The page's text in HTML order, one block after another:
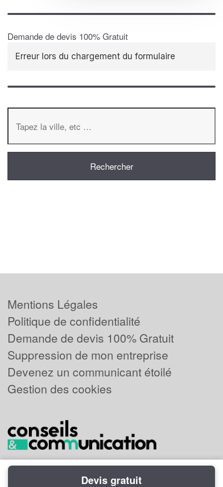
Demande de devis 100% Gratuit
Erreur lors du chargement du formulaire
Mentions Légales
Politique de confidentialité
Demande de devis 100% Gratuit
Suppression de mon entreprise
Devenez un communicant étoilé
Gestion des cookies
Devis gratuit